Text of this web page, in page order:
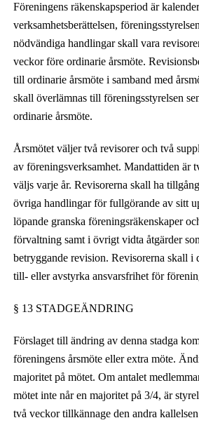
Föreningens räkenskapsperiod är
verksamhetsberättelsen,
nödvändiga handlingar skall vara
veckor före ordinarie årsmöte.
till ordinarie årsmöte i samband med
skall överlämnas till föreningsstyrelsen
ordinarie årsmöte.
Årsmötet väljer två revisorer och två
av föreningsverksamhet. Mandattiden är
väljs varje år. Revisorerna skall ha
övriga handlingar för fullgörande av sitt
löpande granska föreningsräkenskaper
förvaltning samt i övrigt vidta åtgärder
betryggande revision. Revisorerna skall i
till- eller avstyrka ansvarsfrihet för
§ 13 STADGEÄNDRING
Förslaget till ändring av denna stadga
föreningens årsmöte eller extra möte.
majoritet på mötet. Om antalet
mötet inte når en majoritet på 3/4, är
två veckor tillkännage den andra